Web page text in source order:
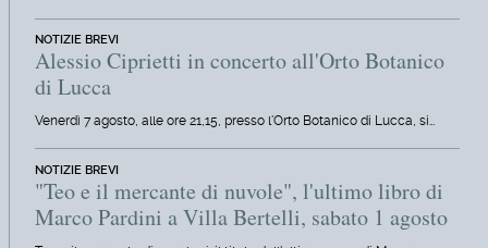
NOTIZIE BREVI
Alessio Ciprietti in concerto all'Orto Botanico
di Lucca
Venerdì 7 agosto, alle ore 21,15, presso l'Orto Botanico di Lucca, si…
NOTIZIE BREVI
"Teo e il mercante di nuvole", l'ultimo libro di
Marco Pardini a Villa Bertelli, sabato 1 agosto